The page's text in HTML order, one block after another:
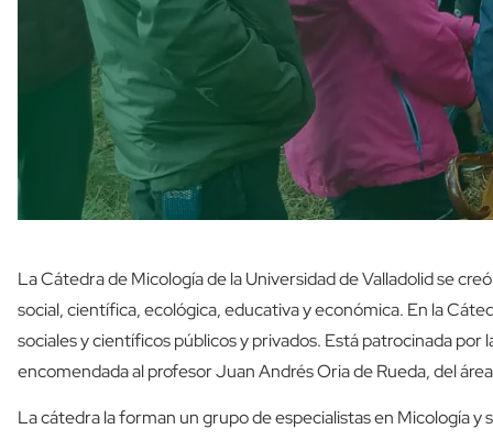
La Cátedra de Micología de la Universidad de Valladolid se
social, científica, ecológica, educativa y económica. En la
sociales y científicos públicos y privados. Está patrocinada
encomendada al profesor Juan Andrés Oria de Rueda, del
La cátedra la forman un grupo de especialistas en Micología